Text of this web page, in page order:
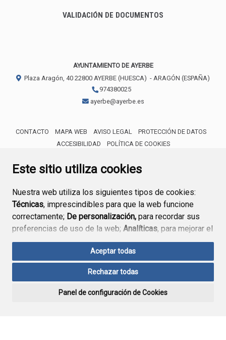
Este sitio utiliza cookies
Nuestra web utiliza los siguientes tipos de cookies:
Técnicas, imprescindibles para que la web funcione
correctamente; De personalización, para recordar sus
preferencias de uso de la web; Analíticas, para mejorar el
funcionamiento de la web y sus servicios.
Si acepta pulsando el botón“Aceptar todas”
consideramos que acepta su uso. Si pulsa el botón
ninguna acción, se guardarán las cookies técnicas
Aceptar todas
Rechazar todas
Panel de configuración de Cookies
VALIDACIÓN DE DOCUMENTOS
AYUNTAMIENTO DE AYERBE
Plaza Aragón, 40 22800 AYERBE (HUESCA) - ARAGÓN (ESPAÑA)
974380025
ayerbe@ayerbe.es
CONTACTO MAPA WEB AVISO LEGAL
PROTECCIÓN DE DATOS
ACCESIBILIDAD
POLÍTICA DE COOKIES